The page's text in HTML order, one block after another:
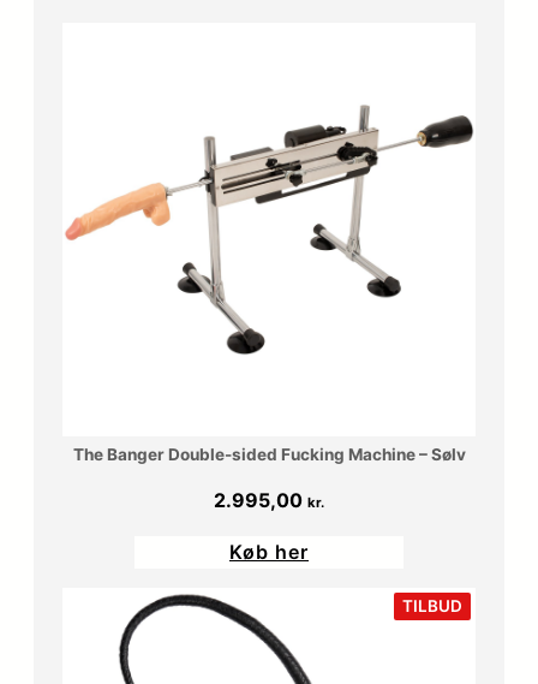
The Banger Double-sided Fucking Machine – Sølv
2.995,00 kr.
Køb her
TILBUD
PÅ